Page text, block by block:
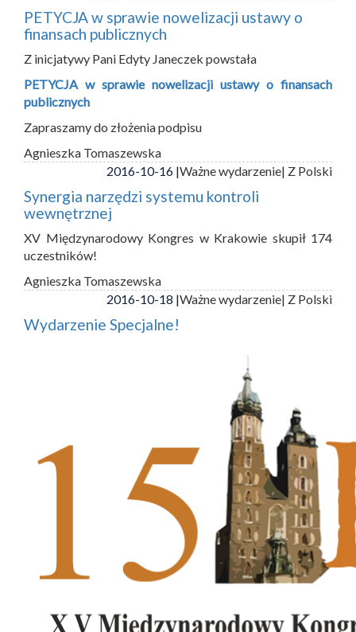
PETYCJA w sprawie nowelizacji ustawy o
finansach publicznych
Z inicjatywy Pani Edyty Janeczek powstała
PETYCJA w sprawie nowelizacji ustawy o finansach
publicznych
Zapraszamy do złożenia podpisu
Agnieszka Tomaszewska
2016-10-16 |Ważne wydarzenie| Z Polski
Synergia narzędzi systemu kontroli
wewnętrznej
XV Międzynarodowy Kongres w Krakowie skupił 174
uczestników!
Agnieszka Tomaszewska
2016-10-18 |Ważne wydarzenie| Z Polski
Wydarzenie Specjalne!